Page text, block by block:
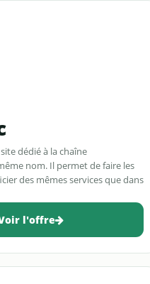
dédié à la chaîne
nom. Il permet de faire les
des mêmes services que dans
l'offre